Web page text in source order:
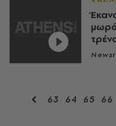
μωρό
63 64 65 66